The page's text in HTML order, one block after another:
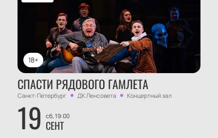
18+
СПАСТИ РЯДОВОГО ГАМЛЕТА
Санкт-Петербург ДК Ленсовета Концертный зал
19 сб, 19:00
СЕНТ